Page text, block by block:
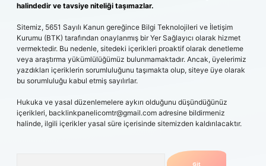
halindedir ve tavsiye niteliği taşımazlar.
Sitemiz, 5651 Sayılı Kanun gereğince Bilgi Teknolojileri ve İletişim
Kurumu (BTK) tarafından onaylanmış bir Yer Sağlayıcı olarak hizmet
vermektedir. Bu nedenle, sitedeki içerikleri proaktif olarak denetleme
veya araştırma yükümlülüğümüz bulunmamaktadır. Ancak, üyelerimiz
yazdıkları içeriklerin sorumluluğunu taşımakta olup, siteye üye olarak
bu sorumluluğu kabul etmiş sayılırlar.
Hukuka ve yasal düzenlemelere aykırı olduğunu düşündüğünüz
içerikleri, backlinkpanelicomtr@gmail.com adresine bildirmeniz
halinde, ilgili içerikler yasal süre içerisinde sitemizden kaldırılacaktır.